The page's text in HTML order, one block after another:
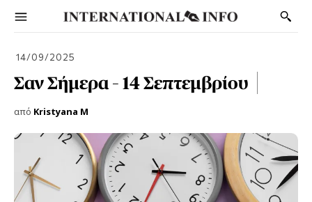
14/09/2025
Σαν Σήμερα – 14 Σεπτεμβρίου
από Kristyana M